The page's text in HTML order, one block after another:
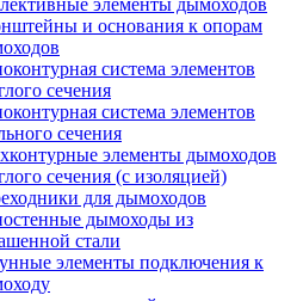
элементы дымоходов
и основания к опорам
система элементов
сечения
система элементов
сечения
элементы дымоходов
сечения (с изоляцией)
для дымоходов
дымоходы из
стали
элементы подключения к